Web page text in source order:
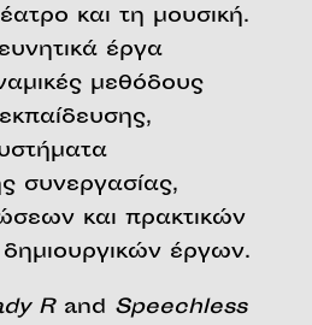
και τη μουσική.
έργα
μεθόδους
συνεργασίας,
και πρακτικών
έργων.
Rand Speechless